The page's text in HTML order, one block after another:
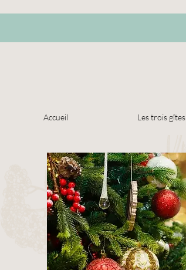
Accueil Les trois gîtes